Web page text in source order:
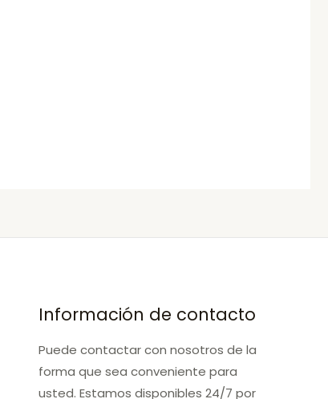
Información de contacto
Puede contactar con nosotros de la
forma que sea conveniente para
usted. Estamos disponibles 24/7 por